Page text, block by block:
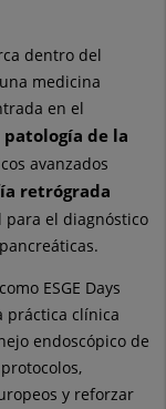
dentro del
medicina
en el
patología de la
avanzados
retrógrada
el diagnóstico
ESGE Days
práctica clínica
endoscópico de
y reforzar